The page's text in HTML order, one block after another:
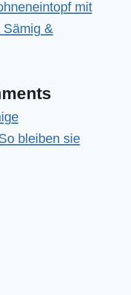
mit
Sämig &
bleiben sie